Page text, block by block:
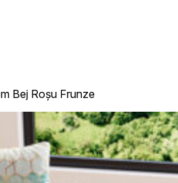
Bej Roșu Frunze
utilizatori și, astfel, mai valoroase
neclasificate
neclasificate sunt cookie-uri aflate în